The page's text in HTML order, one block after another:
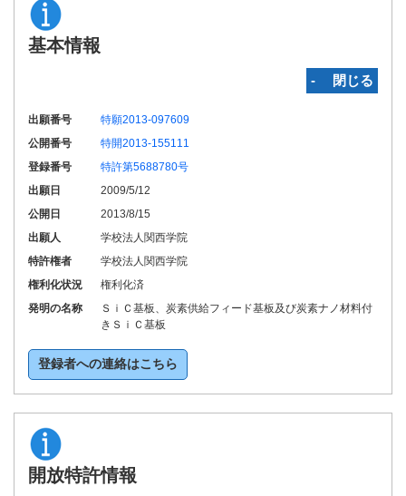
基本情報
‐ 閉じる
出願番号
特願2013-097609
公開番号
特開2013-155111
登録番号
特許第5688780号
出願日
2009/5/12
公開日
2013/8/15
出願人
学校法人関西学院
特許権者
学校法人関西学院
権利化状況
権利化済
発明の名称
ＳｉＣ基板、炭素供給フィード基板及び炭素ナノ材料付
きＳｉＣ基板
登録者への連絡はこちら
開放特許情報